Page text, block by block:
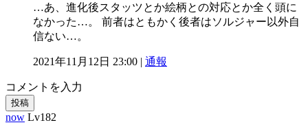
…あ、進化後スタッツとか絵柄との対応とか全く頭に
なかった…。 前者はともかく後者はソルジャー以外自
信ない…。
2021年11月12日 23:00 | 通報
コメントを入力
投稿
now Lv182